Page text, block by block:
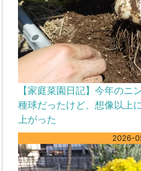
【家庭菜園日記】今年のニ
種球だったけど、想像以上
上がった
2026-